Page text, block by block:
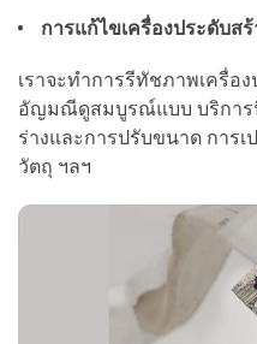
การแก้ไขเครื่องประดับส
เราจะทำการรีทัชภาพเครื่อ
อัญมณีดูสมบูรณ์แบบ บริการ
ร่างและการปรับขนาด การ
วัตถุ ฯลฯ